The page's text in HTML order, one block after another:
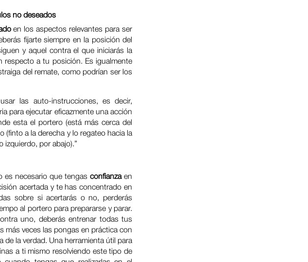
no deseados
en los aspectos relevantes para ser
fijarte siempre en la posición del
y aquel contra el que iniciarás la
respecto a tu posición. Es igualmente
del remate, como podrían ser los
las auto-instrucciones, es decir,
para ejecutar eficazmente una acción
esta el portero (está más cerca del
(finto a la derecha y lo regateo hacia la
izquierdo, por abajo).”
es necesario que tengas confianzaen
acertada y te has concentrado en
sobre si acertarás o no, perderás
al portero para prepararse y parar.
uno, deberás entrenar todas tus
más veces las pongas en práctica con
de la verdad. Una herramienta útil para
a ti mismo resolviendo este tipo de